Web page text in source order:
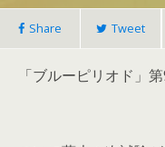
Share Tweet
「ブルーピリオド」